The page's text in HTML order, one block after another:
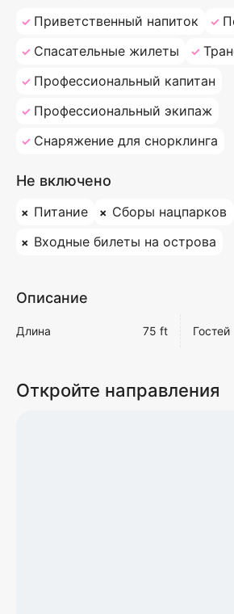
Приветственный напиток
Спасательные жилеты
Профессиональный капитан
Профессиональный экипаж
Снаряжение для снорклинга
Не включено
Питание Сборы нацпарков
Входные билеты на острова
Описание
Длина 75 ft Гостей
Откройте направления